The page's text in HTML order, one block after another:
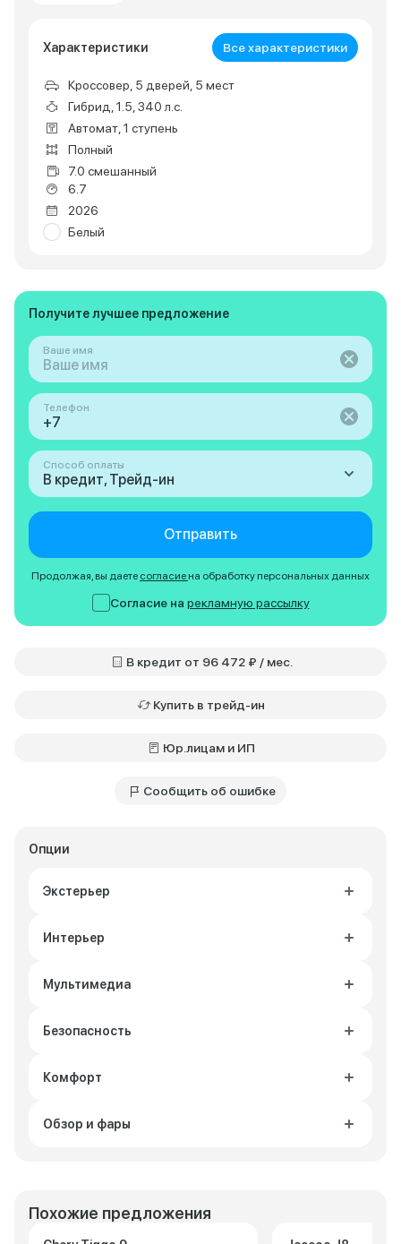
Характеристики Все характеристики
Кроссовер, 5 дверей, 5 мест
Гибрид, 1.5, 340 л.с.
Автомат, 1 ступень
Полный
7.0 смешанный
6.7
2026
Белый
Опции
Экстерьер
Интерьер
Мультимедиа
Безопасность
Комфорт
Обзор и фары
Получите лучшее предложение
Ваше имя
Телефон
Способ оплаты
В кредит, Трейд-ин
Отправить
Продолжая, вы даете согласие на обработку персональных данных
Согласие на рекламную рассылку
В кредит от 96 472 ₽ / мес.
Купить в трейд-ин
Юр.лицам и ИП
Сообщить об ошибке
Похожие предложения